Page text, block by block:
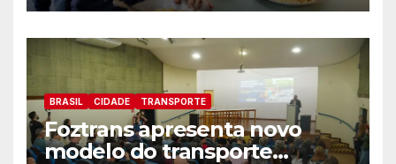
BRASIL CIDADE TRANSPORTE
Foztrans apresenta novo
modelo do transporte